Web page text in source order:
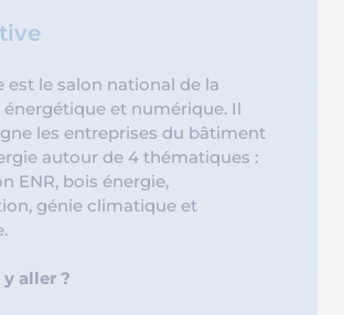
est le salon national de la
et numérique. Il
les entreprises du bâtiment
autour de 4 thématiques :
ENR, bois énergie,
génie climatique et
aller ?